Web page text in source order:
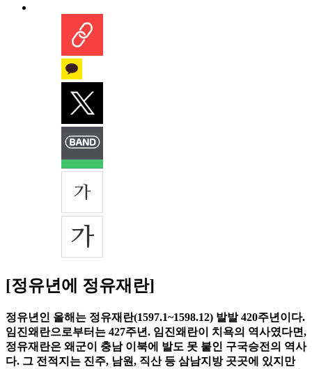
[정유년에 정유재란]
정유년인 올해는 정유재란(1597.1~1598.12) 발발 420주년이다.
임진왜란으로부터는 427주년. 임진왜란이 치욕의 역사였다면,
정유재란은 왜군이 충남 이북에 발도 못 붙인 구국승전의 역사
다. 그 전적지는 진주, 남원, 직산 등 삼남지방 곳곳에 있지만